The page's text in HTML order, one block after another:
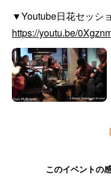
https://youtu.be/
このイベントの